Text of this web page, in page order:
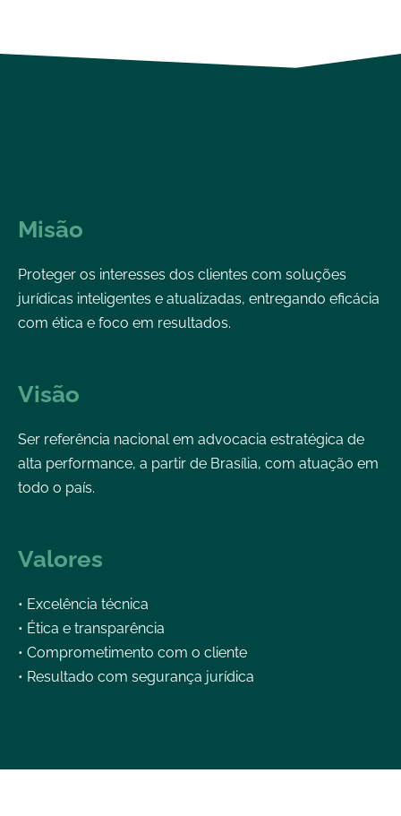
Misão
Proteger os interesses dos clientes com soluções
jurídicas inteligentes e atualizadas, entregando eficácia
com ética e foco em resultados.
Visão
Ser referência nacional em advocacia estratégica de
alta performance, a partir de Brasília, com atuação em
todo o país.
Valores
• Excelência técnica
• Ética e transparência
• Comprometimento com o cliente
• Resultado com segurança jurídica